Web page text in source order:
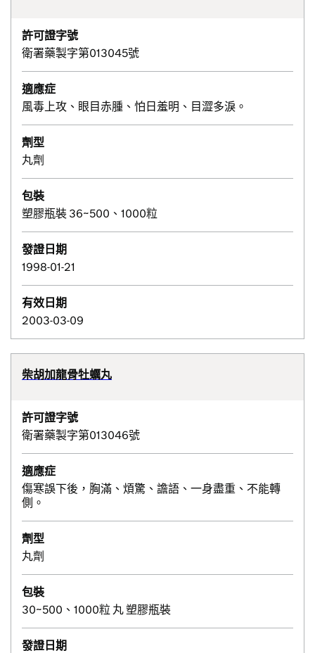
許可證字號
衛署藥製字第013045號
適應症
風毒上攻、眼目赤腫、怕日羞明、目澀多淚。
劑型
丸劑
包裝
塑膠瓶裝 36~500、1000粒
發證日期
1998-01-21
有效日期
2003-03-09
柴胡加龍骨牡蠣丸
許可證字號
衛署藥製字第013046號
適應症
傷寒誤下後，胸滿、煩驚、譫語、一身盡重、不能轉
側。
劑型
丸劑
包裝
30~500、1000粒 丸 塑膠瓶裝
發證日期